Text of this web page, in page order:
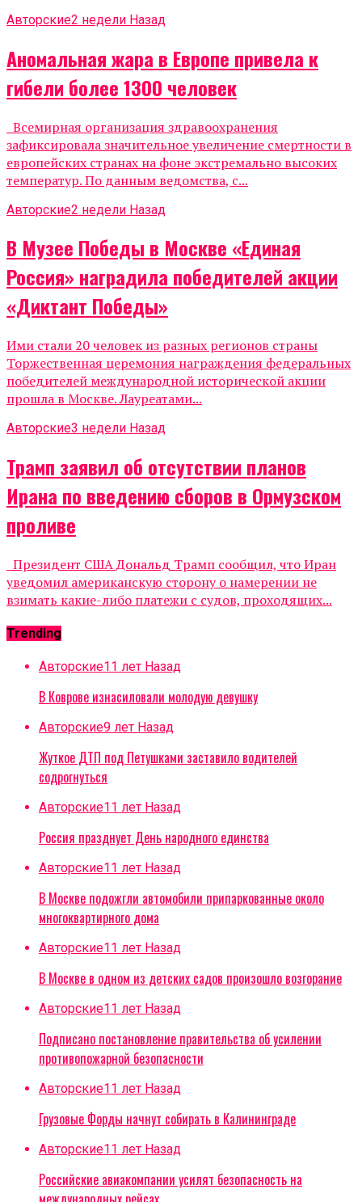
Авторские2 недели Назад
Аномальная жара в Европе привела к
гибели более 1300 человек
Всемирная организация здравоохранения
зафиксировала значительное увеличение смертности в
европейских странах на фоне экстремально высоких
температур. По данным ведомства, с...
Авторские2 недели Назад
В Музее Победы в Москве «Единая
Россия» наградила победителей акции
«Диктант Победы»
Ими стали 20 человек из разных регионов страны
Торжественная церемония награждения федеральных
победителей международной исторической акции
прошла в Москве. Лауреатами...
Авторские3 недели Назад
Трамп заявил об отсутствии планов
Ирана по введению сборов в Ормузском
проливе
Президент США Дональд Трамп сообщил, что Иран
уведомил американскую сторону о намерении не
взимать какие-либо платежи с судов, проходящих...
Trending
Авторские11 лет Назад
В Коврове изнасиловали молодую девушку
Авторские9 лет Назад
Жуткое ДТП под Петушками заставило водителей
содрогнуться
Авторские11 лет Назад
Россия празднует День народного единства
Авторские11 лет Назад
В Москве подожгли автомобили припаркованные около
многоквартирного дома
Авторские11 лет Назад
В Москве в одном из детских садов произошло возгорание
Авторские11 лет Назад
Подписано постановление правительства об усилении
противопожарной безопасности
Авторские11 лет Назад
Грузовые Форды начнут собирать в Калининграде
Авторские11 лет Назад
Российские авиакомпании усилят безопасность на